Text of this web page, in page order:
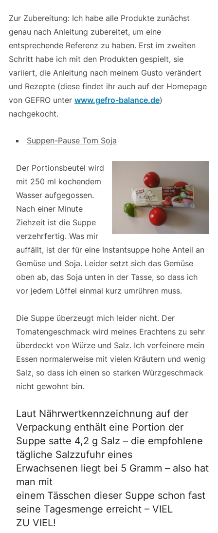
Zur Zubereitung: Ich habe alle Produkte zunächst
genau nach Anleitung zubereitet, um eine
entsprechende Referenz zu haben. Erst im zweiten
Schritt habe ich mit den Produkten gespielt, sie
variiert, die Anleitung nach meinem Gusto verändert
und Rezepte (diese findet ihr auch auf der Homepage
von GEFRO unter www.gefro-balance.de)
nachgekocht.
Suppen-Pause Tom Soja
Der Portionsbeutel wird
mit 250 ml kochendem
Wasser aufgegossen.
Nach einer Minute
Ziehzeit ist die Suppe
verzehrfertig. Was mir
auffällt, ist der für eine Instantsuppe hohe Anteil an
Gemüse und Soja. Leider setzt sich das Gemüse
oben ab, das Soja unten in der Tasse, so dass ich
vor jedem Löffel einmal kurz umrühren muss.
Die Suppe überzeugt mich leider nicht. Der
Tomatengeschmack wird meines Erachtens zu sehr
überdeckt von Würze und Salz. Ich verfeinere mein
Essen normalerweise mit vielen Kräutern und wenig
Salz, so dass ich einen so starken Würzgeschmack
nicht gewohnt bin.
Laut Nährwertkennzeichnung auf der
Verpackung enthält eine Portion der
Suppe satte 4,2 g Salz – die empfohlene
tägliche Salzzufuhr eines
Erwachsenen liegt bei 5 Gramm – also hat
man mit
einem Tässchen dieser Suppe schon fast
seine Tagesmenge erreicht – VIEL
ZU VIEL!